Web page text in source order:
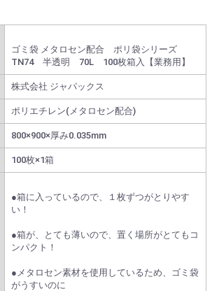
ゴミ袋 メタロセン配合 ポリ袋シリーズ
TN74 半透明 70L 100枚箱入【業務用】
株式会社 ジャパックス
ポリエチレン(メタロセン配合)
800×900×厚み0.035mm
100枚×1箱
●箱に入っているので、１枚ずつがとりやす
い！
●箱が、とても薄いので、置く場所がとてもコ
ンパクト！
●メタロセン素材を使用しているため、ゴミ袋
がうすいのに